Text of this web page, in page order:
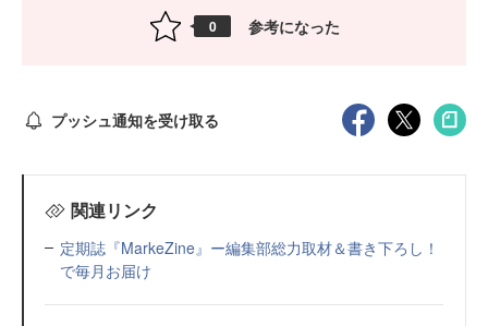
0 参考になった
プッシュ通知を受け取る
関連リンク
定期誌『MarkeZine』ー編集部総力取材＆書き下ろし！
で毎月お届け